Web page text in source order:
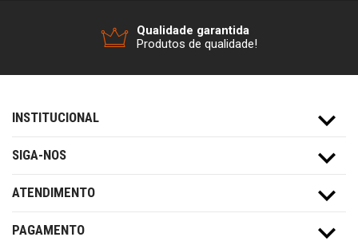
Qualidade garantida
Produtos de qualidade!
INSTITUCIONAL
SIGA-NOS
ATENDIMENTO
PAGAMENTO